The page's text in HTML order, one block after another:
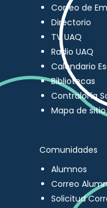
Correo de
Directorio
TV UAQ
Radio UAQ
Calendario
Bibliotecas
Contraloría
Mapa de sitio
Comunidades
Alumnos
Correo
Solicitud